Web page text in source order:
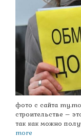
фото с сайта
строительстве –
так как можно
more